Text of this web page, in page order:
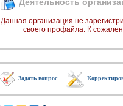
Данная организация не
своего профайла. К
Задать вопрос